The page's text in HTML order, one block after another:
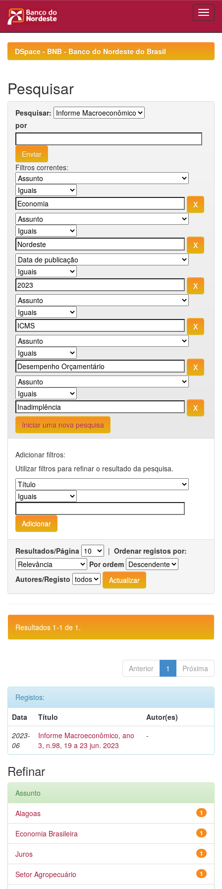
navigationDSpace - BNB - Banco do Nordeste do Brasil
Pesquisar
Pesquisar:
por
Filtros correntes:
Iniciar uma nova pesquisa
Adicionar filtros:
Utilizar filtros para refinar o resultado da pesquisa.
Resultados/Página | Ordenar registos por:
Por ordem
Autores/Registo
Resultados 1-1 de 1.
Anterior 1 Próxima
Registos:
Data
Título
Autor(es)
2023-
06
Informe Macroeconômico, ano
3, n.98, 19 a 23 jun. 2023
-
Refinar
Assunto
1
Alagoas
1
Economia Brasileira
1
Juros
1
Setor Agropecuário